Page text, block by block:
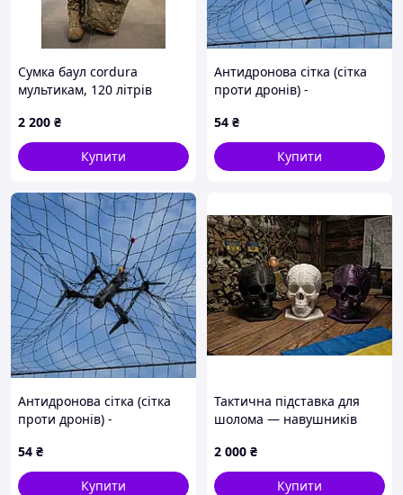
Сумка баул cordura
мультикам, 120 літрів
2 200 ₴
Купити
Антидронова сітка (сітка
проти дронів) -
замовлення.
54 ₴
Купити
Антидронова сітка (сітка
проти дронів) -
замовлення.
54 ₴
Купити
Тактична підставка для
шолома — навушників
2 000 ₴
Купити